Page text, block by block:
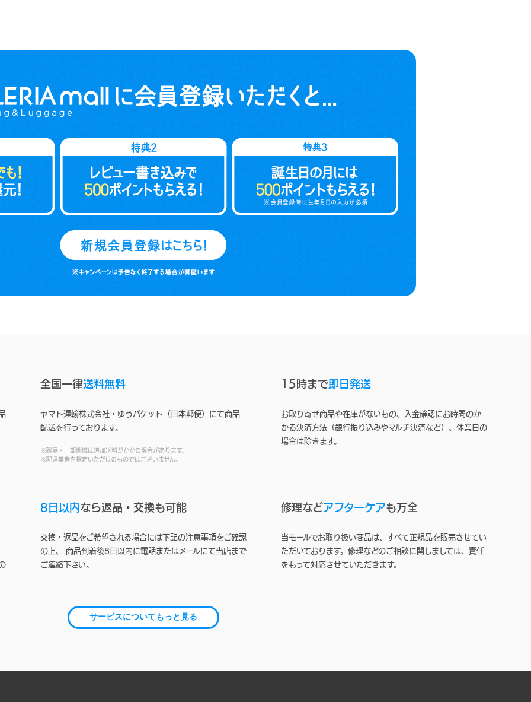
全国一律送料無料
ヤマト運輸株式会社・ゆうパケット（日本郵便）にて商品
配送を行っております。
※離島・一部地域は追加送料がかかる場合があります。
※配達業者を指定いただけるものではございません。
15時まで即日発送
お取り寄せ商品や在庫がないもの、入金確認にお時間のか
かる決済方法（銀行振り込みやマルチ決済など）、休業日の
場合は除きます。
8日以内なら返品・交換も可能
交換・返品をご希望される場合には下記の注意事項をご確認
の上、 商品到着後8日以内に電話またはメールにて当店まで
ご連絡下さい。
修理などアフターケアも万全
当モールでお取り扱い商品は、すべて正規品を販売させてい
ただいております。修理などのご相談に関しましては、責任
をもって対応させていただきます。
サービスについてもっと見る